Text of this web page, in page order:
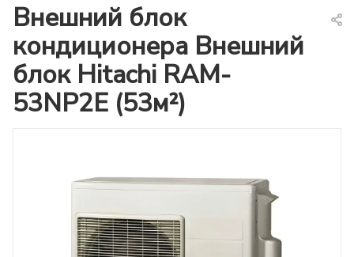
Внешний блок
кондиционера Внешний
блок Hitachi RAM-
53NP2E (53м²)